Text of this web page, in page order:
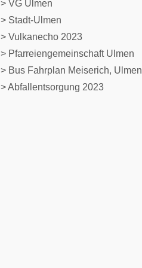
> VG Ulmen
> Stadt-Ulmen
> Vulkanecho 2023
> Pfarreiengemeinschaft Ulmen
> Bus Fahrplan Meiserich, Ulmen
> Abfallentsorgung 2023